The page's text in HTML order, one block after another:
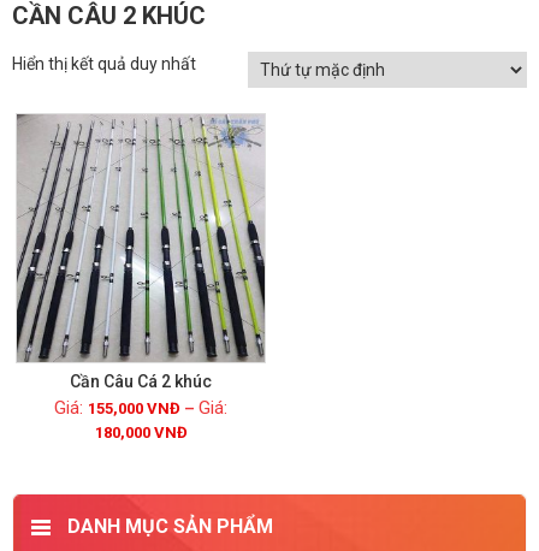
CẦN CÂU 2 KHÚC
Hiển thị kết quả duy nhất
Cần Câu Cá 2 khúc
155,000 VNĐ –
180,000 VNĐ
DANH MỤC SẢN PHẨM